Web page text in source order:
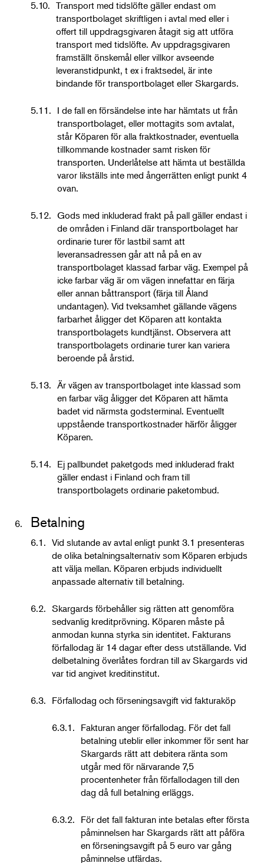
5.10. Transport med tidslöfte gäller endast om
transportbolaget skriftligen i avtal med eller i
offert till uppdragsgivaren åtagit sig att utföra
transport med tidslöfte. Av uppdragsgivaren
framställt önskemål eller villkor avseende
leveranstidpunkt, t ex i fraktsedel, är inte
bindande för transportbolaget eller Skargards.
5.11. I de fall en försändelse inte har hämtats ut från
transportbolaget, eller mottagits som avtalat,
står Köparen för alla fraktkostnader, eventuella
tillkommande kostnader samt risken för
transporten. Underlåtelse att hämta ut beställda
varor likställs inte med ångerrätten enligt punkt 4
ovan.
5.12. Gods med inkluderad frakt på pall gäller endast i
de områden i Finland där transportbolaget har
ordinarie turer för lastbil samt att
leveransadressen går att nå på en av
transportbolaget klassad farbar väg. Exempel på
icke farbar väg är om vägen innefattar en färja
eller annan båttransport (färja till Åland
undantagen). Vid tveksamhet gällande vägens
farbarhet åligger det Köparen att kontakta
transportbolagets kundtjänst. Observera att
transportbolagets ordinarie turer kan variera
beroende på årstid.
5.13. Är vägen av transportbolaget inte klassad som
en farbar väg åligger det Köparen att hämta
badet vid närmsta godsterminal. Eventuellt
uppstående transportkostnader härför åligger
Köparen.
5.14. Ej pallbundet paketgods med inkluderad frakt
gäller endast i Finland och fram till
transportbolagets ordinarie paketombud.
6. Betalning
6.1. Vid slutande av avtal enligt punkt 3.1 presenteras
de olika betalningsalternativ som Köparen erbjuds
att välja mellan. Köparen erbjuds individuellt
anpassade alternativ till betalning.
6.2. Skargards förbehåller sig rätten att genomföra
sedvanlig kreditprövning. Köparen måste på
anmodan kunna styrka sin identitet. Fakturans
förfallodag är 14 dagar efter dess utställande. Vid
delbetalning överlåtes fordran till av Skargards vid
var tid angivet kreditinstitut.
6.3. Förfallodag och förseningsavgift vid fakturaköp
6.3.1. Fakturan anger förfallodag. För det fall
betalning uteblir eller inkommer för sent har
Skargards rätt att debitera ränta som
utgår med för närvarande 7,5
procentenheter från förfallodagen till den
dag då full betalning erläggs.
6.3.2. För det fall fakturan inte betalas efter första
påminnelsen har Skargards rätt att påföra
en förseningsavgift på 5 euro var gång
påminnelse utfärdas.